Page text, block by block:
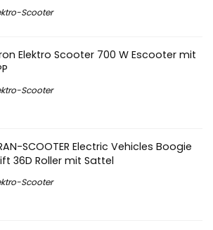
Scooter
Elektro Scooter 700 W Escooter mit
Scooter
SCOOTER Electric Vehicles Boogie
36D Roller mit Sattel
Scooter